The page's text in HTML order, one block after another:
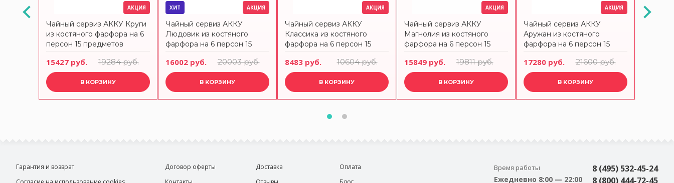
АКЦИЯ АКЦИЯ
Чайный сервиз АККУ Круги
из костяного фарфора на 6
персон 15 предметов
15427 руб. 19284 руб.
В КОРЗИНУ
ХИТ АКЦИЯ
Чайный сервиз АККУ
Людовик из костяного
фарфора на 6 персон 15
16002 руб. 20003 руб.
В КОРЗИНУ
АКЦИЯ
Чайный сервиз АККУ
Классика из костяного
фарфора на 6 персон 15
8483 руб. 10604 руб.
В КОРЗИНУ
АКЦИЯ
Чайный сервиз АККУ
Магнолия из костяного
фарфора на 6 персон 15
15849 руб. 19811 руб.
В КОРЗИНУ
АКЦИЯ
Чайный сервиз АККУ
Аружан из костяного
фарфора на 6 персон 15
17280 руб. 21600 руб.
В КОРЗИНУ
Гарантия и возврат
Договор оферты
Доставка
Оплата
Время работы
Ежедневно 8:00 — 22:00
8 (495) 532-45-24
8 (800) 444-72-45